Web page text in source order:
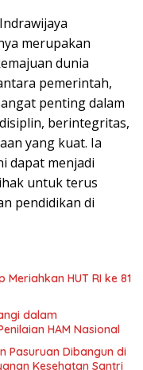
merupakan
dunia
pemerintah,
penting dalam
berintegritas,
yang kuat. Ia
dapat menjadi
untuk terus
pendidikan di
HUT RI ke 81
dalam
HAM Nasional
Pasuruan Dibangun di
Kesehatan Santri